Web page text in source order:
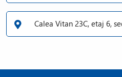
Calea Vitan 23C, etaj 6,